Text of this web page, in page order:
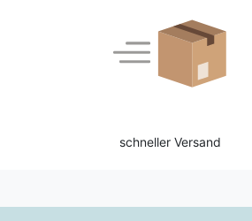
schneller Versand